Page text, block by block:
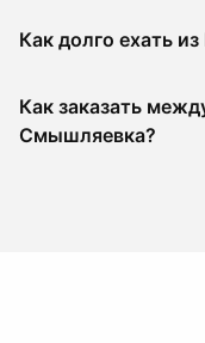
Как долго ехать
Как заказать
Смышляевка?